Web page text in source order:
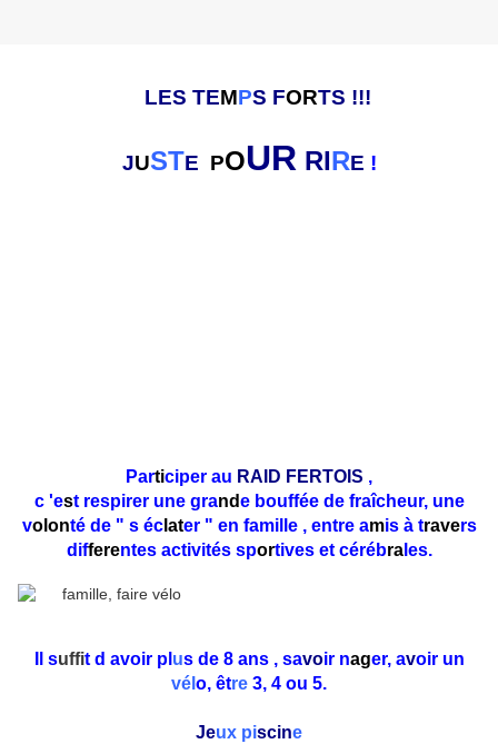
LES TEMPS FORTS !!!
JUSTE POUR RIRE !
Participer au RAID FERTOIS ,
c 'est respirer une grande bouffée de fraîcheur, une
volonté de " s éclater " en famille , entre amis à travers
differentes activités sportives et cérébrales.
Il suffit d avoir pl us de 8 ans , savoir nager, avoir un
vél o, être 3, 4 ou 5.
Jeux piscine